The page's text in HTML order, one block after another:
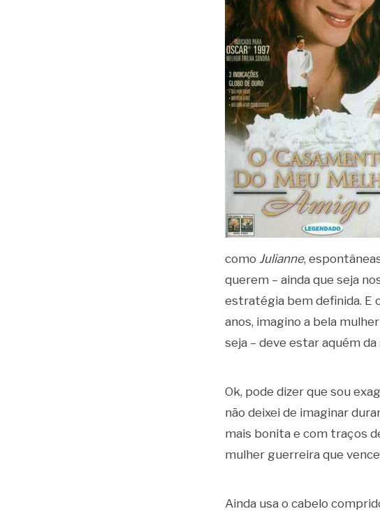
como Julianne,
querem – ainda que seja
estratégia bem definida. E
anos, imagino a bela
seja – deve estar aquém da
Ok, pode dizer que sou
não deixei de imaginar
mais bonita e com traços
mulher guerreira que
Ainda usa o cabelo